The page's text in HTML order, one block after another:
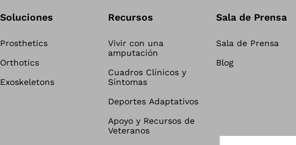
Soluciones
Prosthetics
Orthotics
Exoskeletons
Recursos
Vivir con una
amputación
Cuadros Clínicos y
Síntomas
Deportes Adaptativos
Apoyo y Recursos de
Veteranos
Sala de Prensa
Sala de Prensa
Blog